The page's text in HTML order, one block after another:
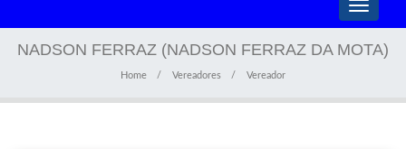
Toggle
NADSON FERRAZ (NADSON FERRAZ DA MOTA)
Home Vereadores Vereador